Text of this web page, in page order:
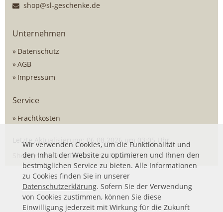
shop@sl-geschenke.de
Unternehmen
Datenschutz
AGB
Impressum
Service
Frachtkosten
Letzte Aktualisierung: 06.08.2026 um 03:05 Uhr
Shopsystem vonDSISoftmit SOG ERP
Wir verwenden Cookies, um die Funktionalität und
den Inhalt der Website zu optimieren und Ihnen den
bestmöglichen Service zu bieten. Alle Informationen
zu Cookies finden Sie in unserer
Datenschutzerklärung. Sofern Sie der Verwendung
von Cookies zustimmen, können Sie diese
Einwilligung jederzeit mit Wirkung für die Zukunft